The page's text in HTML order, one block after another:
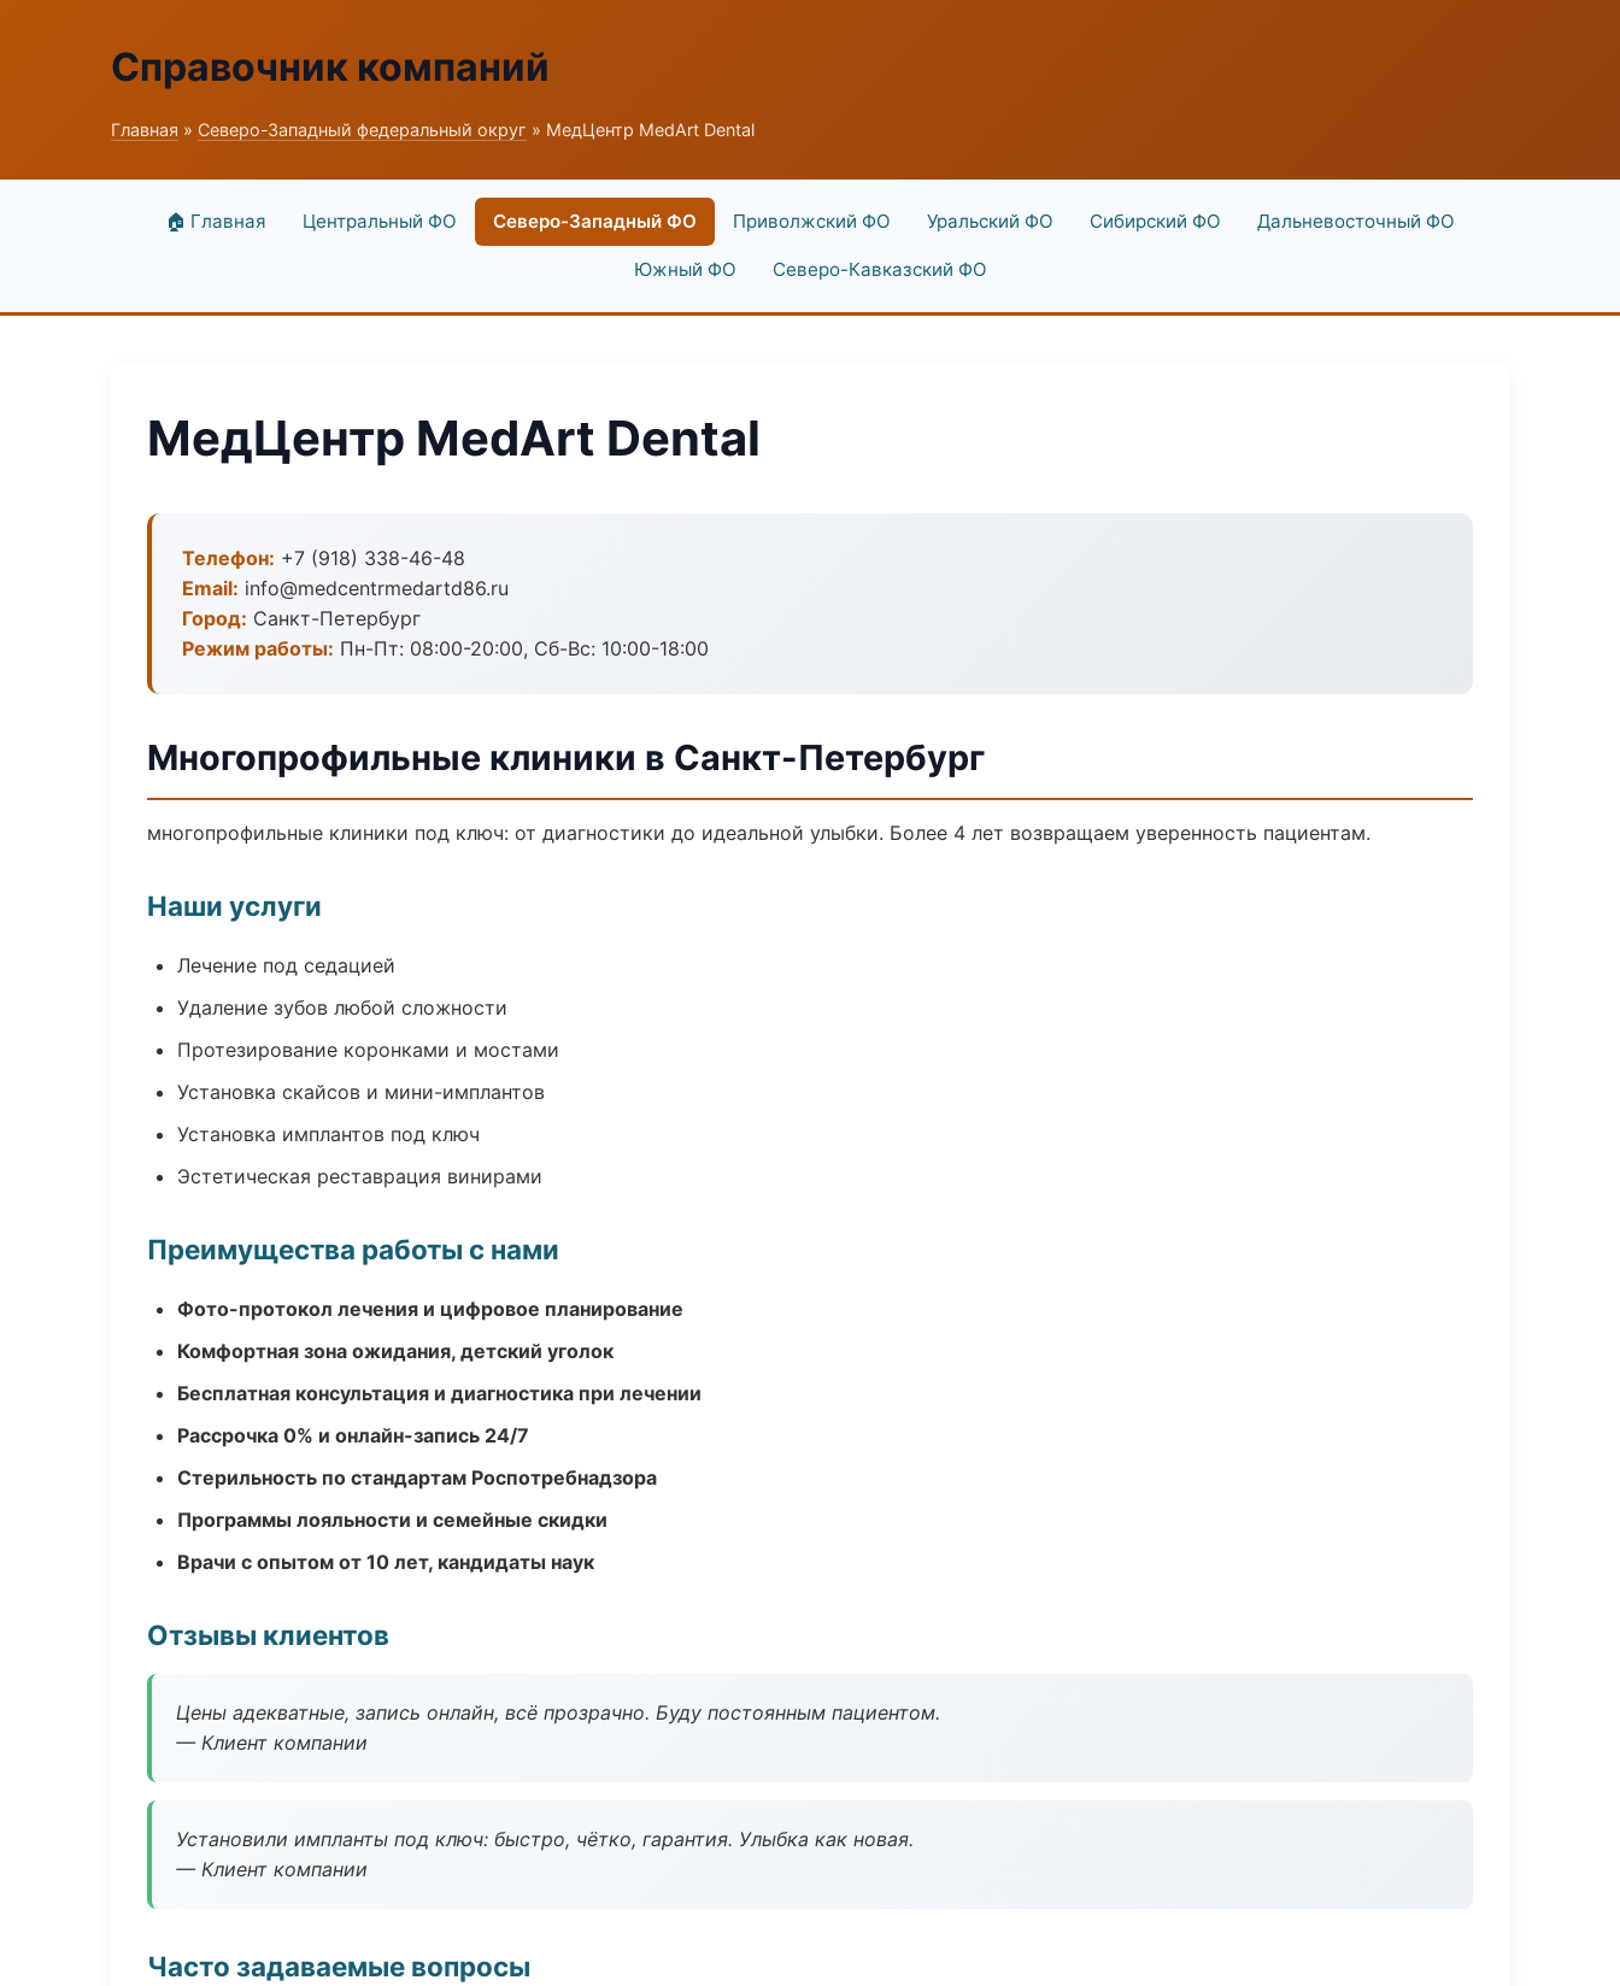
Справочник компаний
Главная » Северо-Западный федеральный округ » МедЦентр MedArt Dental
🏠 Главная Центральный ФО Северо-Западный ФО Приволжский ФО Уральский ФО Сибирский ФО Дальневосточный ФО
Южный ФО Северо-Кавказский ФО
МедЦентр MedArt Dental
Телефон: +7 (918) 338-46-48
Email: info@medcentrmedartd86.ru
Город: Санкт-Петербург
Режим работы: Пн-Пт: 08:00-20:00, Сб-Вс: 10:00-18:00
Многопрофильные клиники в Санкт-Петербург
многопрофильные клиники под ключ: от диагностики до идеальной улыбки. Более 4 лет возвращаем уверенность пациентам.
Наши услуги
Лечение под седацией
Удаление зубов любой сложности
Протезирование коронками и мостами
Установка скайсов и мини-имплантов
Установка имплантов под ключ
Эстетическая реставрация винирами
Преимущества работы с нами
Фото-протокол лечения и цифровое планирование
Комфортная зона ожидания, детский уголок
Бесплатная консультация и диагностика при лечении
Рассрочка 0% и онлайн-запись 24/7
Стерильность по стандартам Роспотребнадзора
Программы лояльности и семейные скидки
Врачи с опытом от 10 лет, кандидаты наук
Отзывы клиентов
Цены адекватные, запись онлайн, всё прозрачно. Буду постоянным пациентом.
— Клиент компании
Установили импланты под ключ: быстро, чётко, гарантия. Улыбка как новая.
— Клиент компании
Часто задаваемые вопросы